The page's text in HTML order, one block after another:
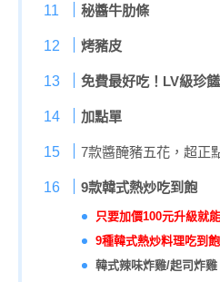
秘醬牛肋條
烤豬皮
免費最好吃！LV級珍饈
加點單
7款醬醃豬五花，超正
9款韓式熱炒吃到飽
只要加價100元升級就
9種韓式熱炒料理吃到
韓式辣味炸雞/起司炸雞